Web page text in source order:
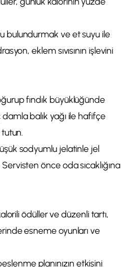
bulundurmak ve et suyu ile
eklem sıvısının işlevini
fındık büyüklüğünde
balık yağı ile hafifçe
sodyumlu jelatinle jel
önce oda sıcaklığına
ödüller ve düzenli tartı,
esneme oyunları ve
planınızın etkisini